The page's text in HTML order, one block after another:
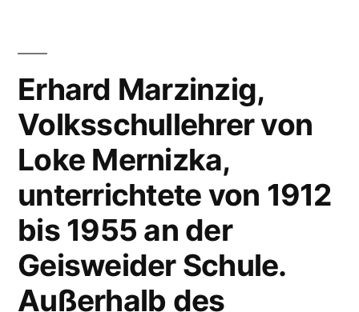
Erhard Marzinzig,
Volksschullehrer von
Loke Mernizka,
unterrichtete von 1912
bis 1955 an der
Geisweider Schule.
Außerhalb des